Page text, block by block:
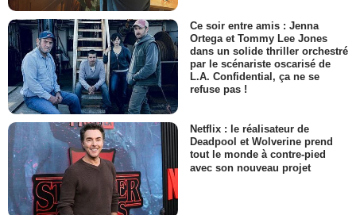
Ce soir entre amis : Jenna
Ortega et Tommy Lee Jones
dans un solide thriller orchestré
par le scénariste oscarisé de
L.A. Confidential, ça ne se
refuse pas !
Netflix : le réalisateur de
Deadpool et Wolverine prend
tout le monde à contre-pied
avec son nouveau projet